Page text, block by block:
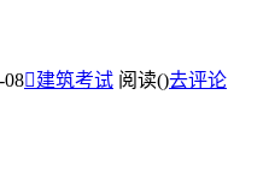
08建筑考试 阅读()去评论